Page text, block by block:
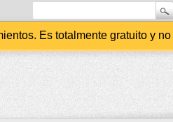
Es totalmente gratuito y